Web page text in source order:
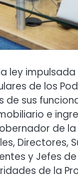
ley
de los
de sus
e
de
Directores,
y Jefes
de la